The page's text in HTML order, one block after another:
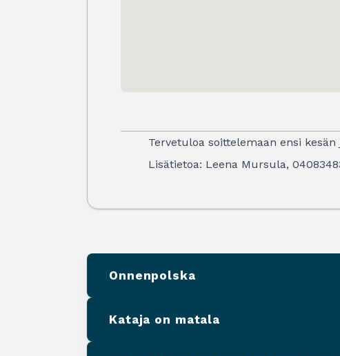
Tervetuloa soittelemaan ensi kesän
Lisätietoa: Leena Mursula,
Onnenpolska
Kataja on matala